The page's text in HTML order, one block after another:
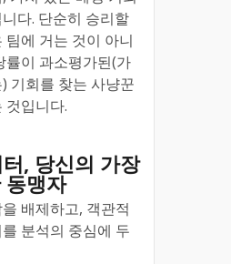
다. 단순히 승리할
팀에 거는 것이 아니
률이 과소평가된(가
기회를 찾는 사냥꾼
것입니다.
, 당신의 가장
동맹자
배제하고, 객관적
분석의 중심에 두